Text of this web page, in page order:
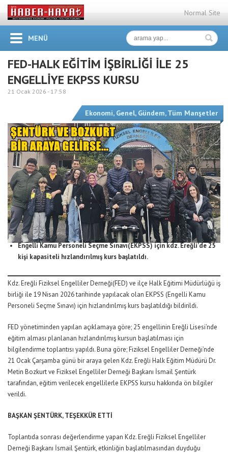
Normal Site
MENÜ
FED-HALK EĞİTİM İŞBİRLİĞİ İLE 25
ENGELLİYE EKPSS KURSU
21 Ocak 2026 - 17:58
Ekonomi, Genel, Gündem,Tüm Manşetler
Engelli Kamu Personeli Seçme Sınavı(EKPSS) için kdz. Ereğli’de 25
kişi kapasiteli hızlandırılmış kurs başlatıldı.
Kdz. Ereğli Fiziksel Engelliler Derneği(FED) ve ilçe Halk Eğitimi Müdürlüğü iş
birliği ile 19 Nisan 2026 tarihinde yapılacak olan EKPSS (Engelli Kamu
Personeli Seçme Sınavı) için hızlandırılmış kurs başlatıldığı bildirildi.
FED yönetiminden yapılan açıklamaya göre; 25 engellinin Ereğli Lisesi’nde
eğitim alması planlanan hızlandırılmış kursun başlatılması için
bilgilendirme toplantısı yapıldı. Buna göre; Fiziksel Engelliler Derneği’nde
21 Ocak Çarşamba günü bir araya gelen Kdz. Ereğli Halk Eğitim Müdürü Dr.
Metin Bozkurt ve Fiziksel Engelliler Derneği Başkanı İsmail Şentürk
tarafından, eğitim verilecek engellilerle EKPSS kursu hakkında ön bilgiler
verildi.
BAŞKAN ŞENTÜRK, TEŞEKKÜR ETTİ
Toplantıda sonrası değerlendirme yapan Kdz. Ereğli Fiziksel Engelliler
Derneği Başkanı İsmail Şentürk, etkinliğin başlatılmasından duyduğu